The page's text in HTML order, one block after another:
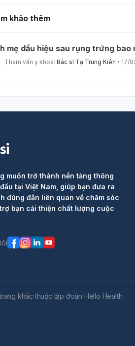
khảo thêm
mẹ dấu hiệu sau rụng trứng
Tham vấn y khoa: Bác sĩ Tạ Trung Kiên 17/
muốn trở thành nền tảng thông
tại Việt Nam, giúp bạn đưa ra
đúng đắn liên quan về chăm sóc
bạn cải thiện chất lượng cuộc
khác thuộc tập đoàn Hello Health